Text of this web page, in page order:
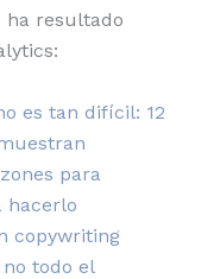
ha resultado
es tan difícil: 12
para
hacerlo
copywriting
todo el